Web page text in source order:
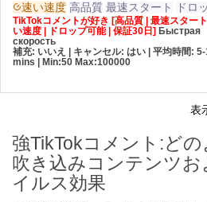
速い速度 高品質 最速スタート ドロ
TikTokコメントが好き [高品質 | 最速スター
い速度 | ドロップ可能 | 保証30日] Быстрая
скорость
補充: いいえ | キャンセル: はい | 平均時間:
mins
| Min:50 Max:100000
表
強TikTokコメント:ど
吹き込みコンテンツお
イルス効果